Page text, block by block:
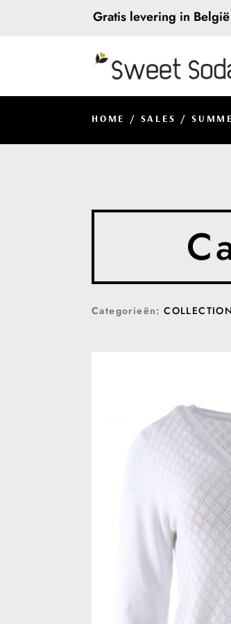
Gratis levering in
HOME / SALES /
Categorieën:COLLECTION